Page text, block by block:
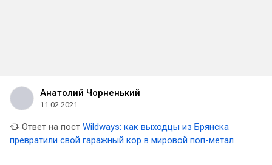
Анатолий Чорненький
11.02.2021
Ответ на пост Wildways: как выходцы из Брянска
превратили свой гаражный кор в мировой поп-метал